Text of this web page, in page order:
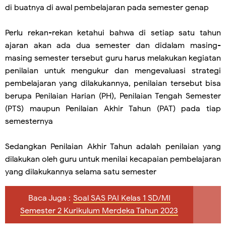
di buatnya di awal pembelajaran pada semester genap
Perlu rekan-rekan ketahui bahwa di setiap satu tahun
ajaran akan ada dua semester dan didalam masing-
masing semester tersebut guru harus melakukan kegiatan
penilaian untuk mengukur dan mengevaluasi strategi
pembelajaran yang dilakukannya, penilaian tersebut bisa
berupa Penilaian Harian (PH), Penilaian Tengah Semester
(PTS) maupun Penilaian Akhir Tahun (PAT) pada tiap
semesternya
Sedangkan Penilaian Akhir Tahun adalah penilaian yang
dilakukan oleh guru untuk menilai kecapaian pembelajaran
yang dilakukannya selama satu semester
Baca Juga : Soal SAS PAI Kelas 1 SD/MI
Semester 2 Kurikulum Merdeka Tahun 2023